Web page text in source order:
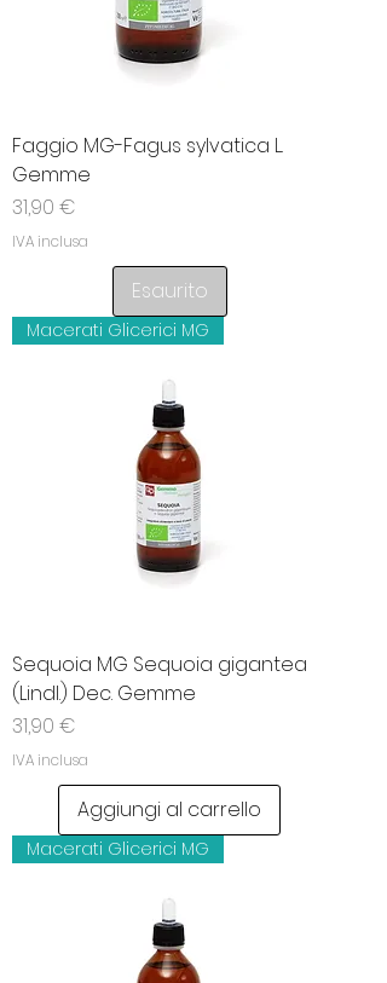
Faggio MG-Fagus sylvatica L.
Gemme
Prezzo
31,90 €
IVA inclusa
Esaurito
Macerati Glicerici MG
Sequoia MG Sequoia gigantea
(Lindl.) Dec. Gemme
Prezzo
31,90 €
IVA inclusa
Aggiungi al carrello
Macerati Glicerici MG